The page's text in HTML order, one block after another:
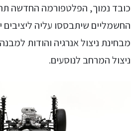
כובד נמוך, הפלטפורמה החדשה
החשמליים שיתבססו עליה ליציבים
מבחינת ניצול אנרגיה והודות
ניצול המרחב לנוסעים.